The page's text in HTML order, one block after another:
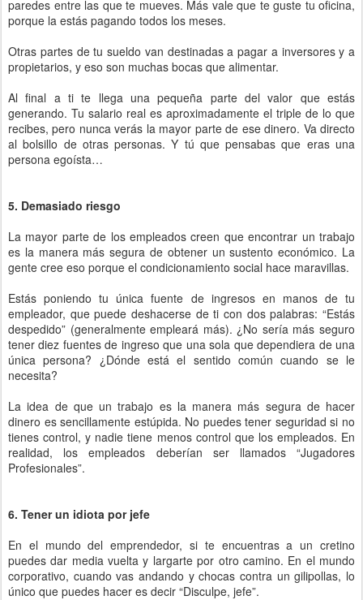
paredes entre las que te mueves. Más vale que te guste tu oficina,
porque la estás pagando todos los meses.
Otras partes de tu sueldo van destinadas a pagar a inversores y a
propietarios, y eso son muchas bocas que alimentar.
Al final a ti te llega una pequeña parte del valor que estás
generando. Tu salario real es aproximadamente el triple de lo que
recibes, pero nunca verás la mayor parte de ese dinero. Va directo
al bolsillo de otras personas. Y tú que pensabas que eras una
persona egoísta…
5. Demasiado riesgo
La mayor parte de los empleados creen que encontrar un trabajo
es la manera más segura de obtener un sustento económico. La
gente cree eso porque el condicionamiento social hace maravillas.
Estás poniendo tu única fuente de ingresos en manos de tu
empleador, que puede deshacerse de ti con dos palabras: “Estás
despedido” (generalmente empleará más). ¿No sería más seguro
tener diez fuentes de ingreso que una sola que dependiera de una
única persona? ¿Dónde está el sentido común cuando se le
necesita?
La idea de que un trabajo es la manera más segura de hacer
dinero es sencillamente estúpida. No puedes tener seguridad si no
tienes control, y nadie tiene menos control que los empleados. En
realidad, los empleados deberían ser llamados “Jugadores
Profesionales”.
6. Tener un idiota por jefe
En el mundo del emprendedor, si te encuentras a un cretino
puedes dar media vuelta y largarte por otro camino. En el mundo
corporativo, cuando vas andando y chocas contra un gilipollas, lo
único que puedes hacer es decir “Disculpe, jefe”.